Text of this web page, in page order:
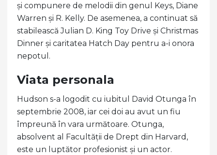
și compunere de melodii din genul Keys, Diane
Warren și R. Kelly. De asemenea, a continuat să
stabilească Julian D. King Toy Drive și Christmas
Dinner și caritatea Hatch Day pentru a-i onora
nepotul.
Viata personala
Hudson s-a logodit cu iubitul David Otunga în
septembrie 2008, iar cei doi au avut un fiu
împreună în vara următoare. Otunga,
absolvent al Facultății de Drept din Harvard,
este un luptător profesionist și un actor.